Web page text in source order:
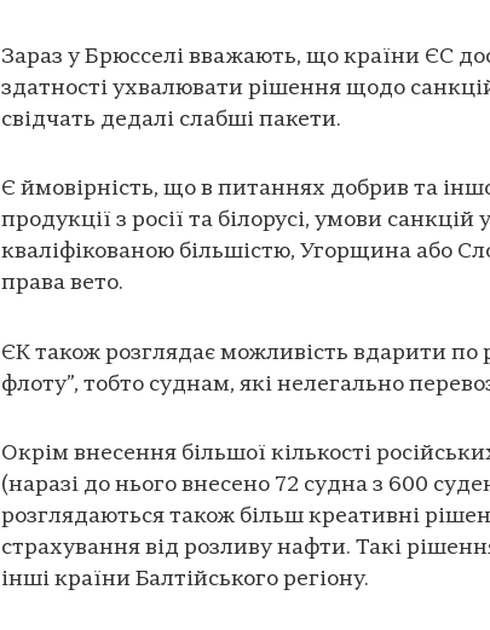
Зараз у Брюсселі вважають, що країни ЄС
здатності ухвалювати рішення щодо
свідчать дедалі слабші пакети.
Є ймовірність, що в питаннях добрив та
продукції з росії та білорусі, умови
кваліфікованою більшістю, Угорщина або
права вето.
ЄК також розглядає можливість вдарити по
флоту”, тобто суднам, які нелегально
Окрім внесення більшої кількості
(наразі до нього внесено 72 судна з 600
розглядаються також більш креативні
страхування від розливу нафти. Такі
інші країни Балтійського регіону.